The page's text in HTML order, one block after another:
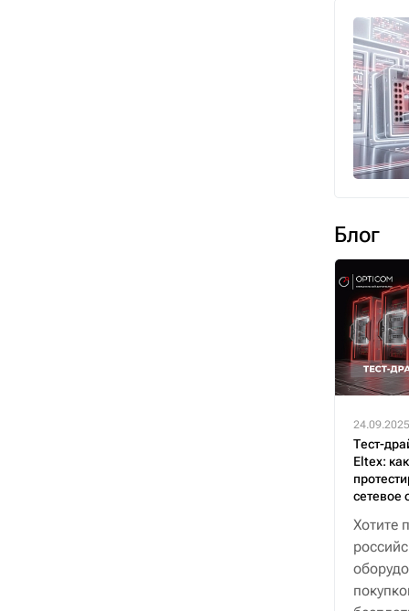
Блог
24.09.2025
Тест-
Eltex:
сетевое
Хотите